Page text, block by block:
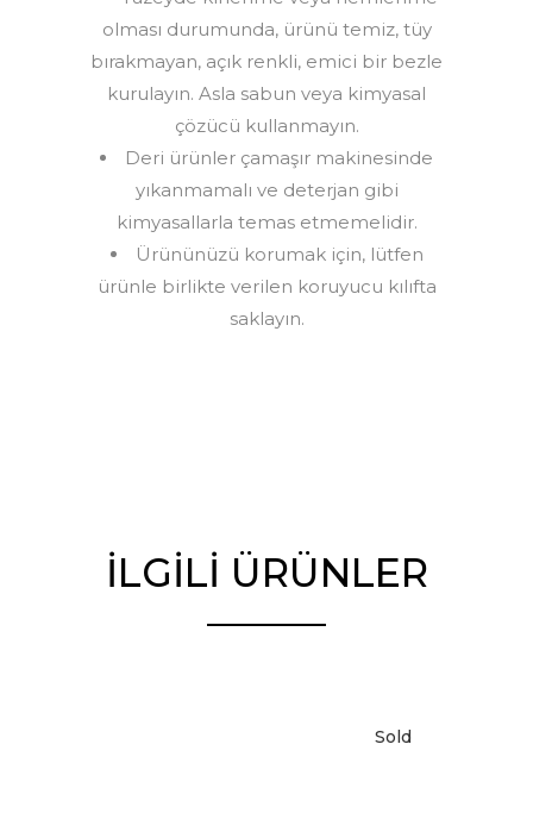
olması durumunda, ürünü temiz, tüy
bırakmayan, açık renkli, emici bir bezle
kurulayın. Asla sabun veya kimyasal
çözücü kullanmayın.
Deri ürünler çamaşır makinesinde
yıkanmamalı ve deterjan gibi
kimyasallarla temas etmemelidir.
Ürününüzü korumak için, lütfen
ürünle birlikte verilen koruyucu kılıfta
saklayın.
İLGILI ÜRÜNLER
Sold